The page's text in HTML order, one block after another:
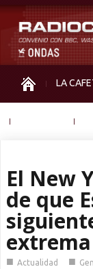
LA
El New
de que
■ Actualidad ■